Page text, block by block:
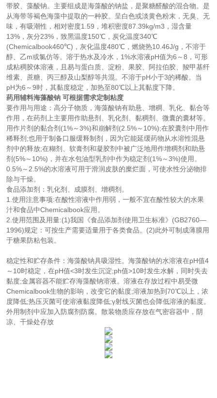
带胶、藻酸钠。主要组成是海藻酸的钠盐，是聚糖醛酸的混合物。是
从海带等褐色海藻中提取的一种胶。呈白色或淡黄色粉末，无臭、无
味，有吸潮性，相对密度1.59，堆积密度87.39kg/m3，湿含量
13%，灰分23%，致黑温度150℃，炭化温度340℃
(Chemicalbook460℃)，灰化温度480℃，燃烧热10.46J/g，不溶于
醇、乙m或氯仿等。溶于热水及冷水，1%水溶液pH值为6～8，可形
成粘稠胶体溶液，且易与蛋白质、淀粉、果胶、阿拉伯胶、羧甲基纤
维素、蔗糖、丙三醇及山梨醇等共混。不溶于pH小于3的稀酸。当
pH为6～9时，其黏度稳定，加热至80℃以上其黏度下降。
药用辅料海藻酸钠 可根据需求定制粘度
要作用与用途：高分子物质，海藻酸钠有助悬、增稠、乳化、黏合等
作用，在药剂上主要用作助悬剂、乳化剂、黏稠剂、微囊的囊材等。
用作片剂的黏合剂(1%～3%)和崩解剂(2.5%～10%);在胶囊剂中用作
稀释剂;也用于制备口服缓释制剂，因为它能延缓药物从水溶性混悬
剂中的释放;在糊剂、软膏剂和凝胶剂中被广泛地用作增稠剂和助悬
剂(5%～10%)，并在水包油型乳剂中作为稳定剂(1%～3%)使用。
0.5%～2.5%的水溶液可用于滑润皮肤的糜烂面，可使水性分泌物排
除与干燥。
食品添加剂：乳化剂、成膜剂、增稠剂。
1.使用注意事项:在酸性溶液中作用弱，一般不宜在酸性较大的水果
汁和食品中Chemicalbook应用。
2.使用范围及用量:(1)我国《食品添加剂使用卫生标准》(GB2760—
1996)规定：可按生产需要适量用于各类食品。(2)此外可制成薄膜用
于糖果防粘包装。
稳定性和贮存条件：海藻酸钠具吸湿性。海藻酸钠的水溶液在pH值4
～10时稳定，在pH值<3时发生沉淀;ph值>10时发生水解，同时失去
黏度;金属容器不能贮存海藻酸钠溶液。溶液在存放过程中易受微
Chemicalbook生物的影响，改变它的黏度;溶液加热到70℃以上，浓
度降低;热压灭菌可使溶液黏度降低;γ射线灭菌也会降低溶液的黏度。
外用制剂中应加入防腐剂防腐。散装物质应存放在气密容器中，阴
凉、干燥处存放